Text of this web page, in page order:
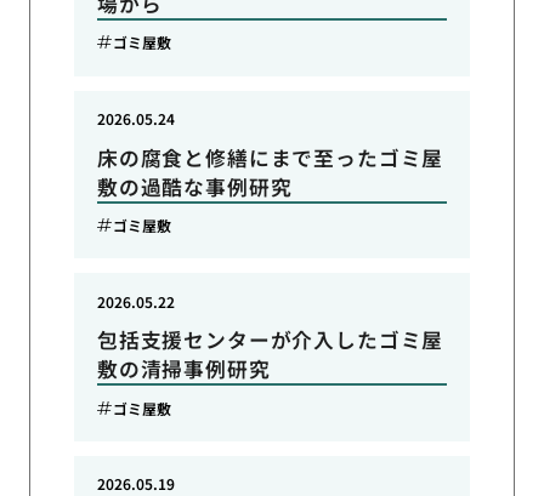
ゴミ屋敷
床の腐食と修繕にまで至ったゴミ屋
敷の過酷な事例研究
2026.05.24
ゴミ屋敷
包括支援センターが介入したゴミ屋
敷の清掃事例研究
2026.05.22
ゴミ屋敷
2026.05.19